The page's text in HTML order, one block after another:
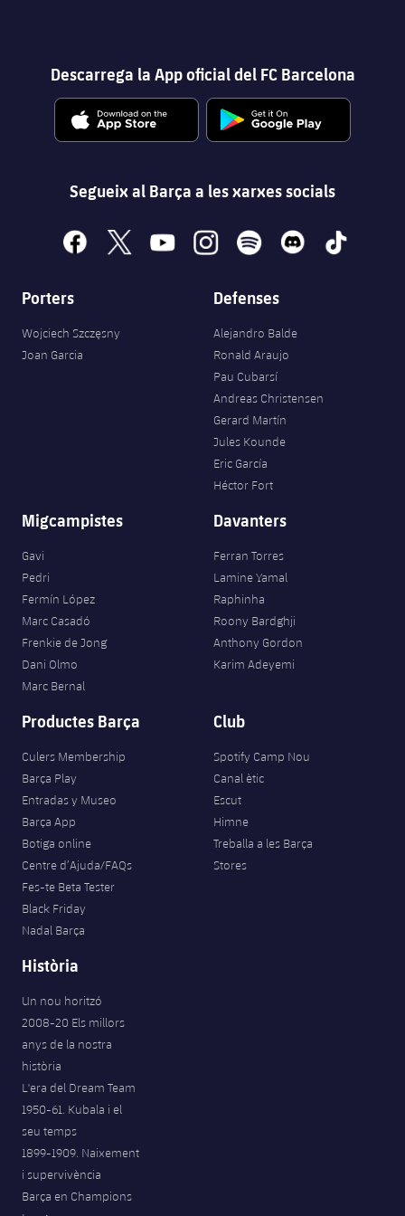
Descarrega la App oficial del FC Barcelona
Segueix al Barça a les xarxes socials
facebook
x youtubeinstagramspotify discord tiktok
Porters
Wojciech Szczęsny
Joan Garcia
Defenses
Alejandro Balde
Ronald Araujo
Pau Cubarsí
Andreas Christensen
Gerard Martín
Jules Kounde
Eric García
Héctor Fort
Migcampistes
Gavi
Pedri
Fermín López
Marc Casadó
Frenkie de Jong
Dani Olmo
Marc Bernal
Davanters
Ferran Torres
Lamine Yamal
Raphinha
Roony Bardghji
Anthony Gordon
Karim Adeyemi
Productes Barça
Culers Membership
Barça Play
Entradas y Museo
Barça App
Botiga online
Centre d’Ajuda/FAQs
Fes-te Beta Tester
Black Friday
Nadal Barça
Club
Spotify Camp Nou
Canal ètic
Escut
Himne
Treballa a les Barça
Stores
Història
Un nou horitzó
2008-20 Els millors
anys de la nostra
història
L'era del Dream Team
1950-61. Kubala i el
seu temps
1899-1909. Naixement
i supervivència
Barça en Champions